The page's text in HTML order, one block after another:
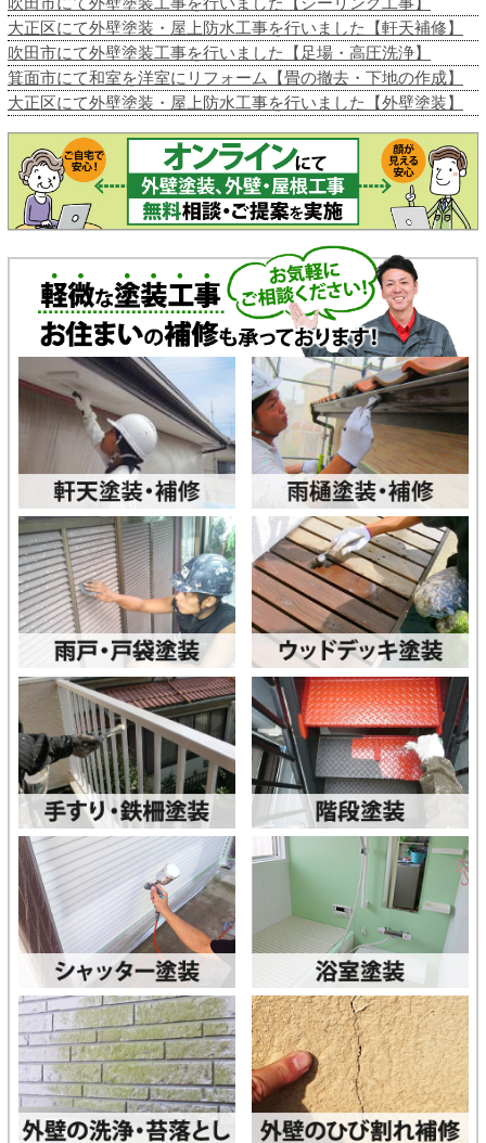
大正区にて外壁塗装・屋上防水工事を行いました【軒天補修】
吹田市にて外壁塗装工事を行いました【足場・高圧洗浄】
箕面市にて和室を洋室にリフォーム【畳の撤去・下地の作成】
大正区にて外壁塗装・屋上防水工事を行いました【外壁塗装】